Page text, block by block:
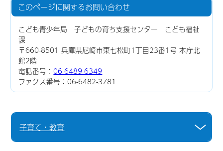
このページに関するお問い合わせ
こども青少年局 子どもの育ち支援センター こども福祉
課
〒660-8501 兵庫県尼崎市東七松町1丁目23番1号 本庁北
館2階
電話番号：06-6489-6349
ファクス番号：06-6482-3781
子育て・教育